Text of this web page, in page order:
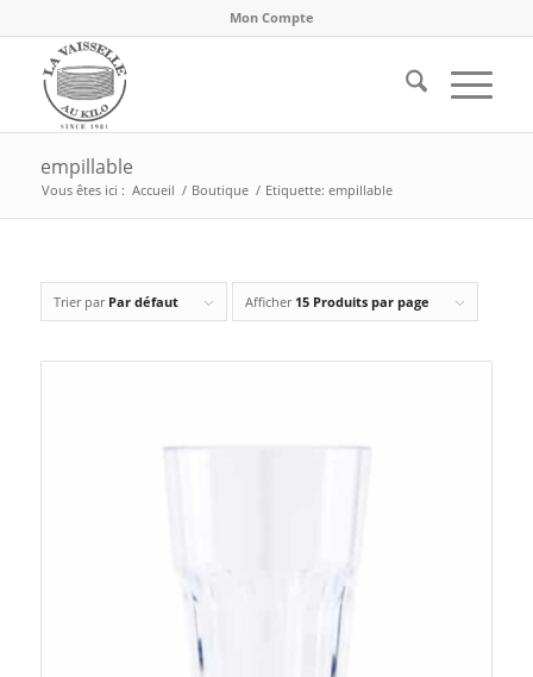
Mon Compte
empillable
Vous êtes ici : Accueil / Boutique / Etiquette: empillable
Trier par Par défaut Afficher 15 Produits par page